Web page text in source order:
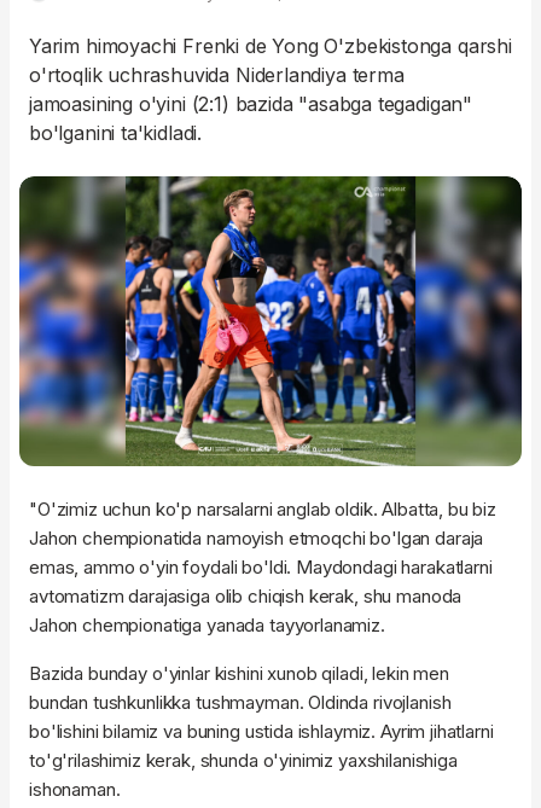
Yarim himoyachi Frenki de Yong O'zbekistonga qarshi
o'rtoqlik uchrashuvida Niderlandiya terma
jamoasining o'yini (2:1) bazida "asabga tegadigan"
bo'lganini ta'kidladi.
"O'zimiz uchun ko'p narsalarni anglab oldik. Albatta, bu biz
Jahon chempionatida namoyish etmoqchi bo'lgan daraja
emas, ammo o'yin foydali bo'ldi. Maydondagi harakatlarni
avtomatizm darajasiga olib chiqish kerak, shu manoda
Jahon chempionatiga yanada tayyorlanamiz.
Bazida bunday o'yinlar kishini xunob qiladi, lekin men
bundan tushkunlikka tushmayman. Oldinda rivojlanish
bo'lishini bilamiz va buning ustida ishlaymiz. Ayrim jihatlarni
to'g'rilashimiz kerak, shunda o'yinimiz yaxshilanishiga
ishonaman.